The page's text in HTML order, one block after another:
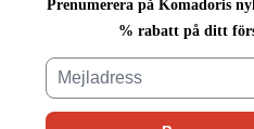
Prenumerera på Komadoris
% rabatt på ditt